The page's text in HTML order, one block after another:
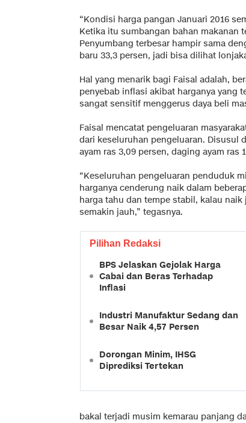
“Kondisi harga pangan Januari 2016
Ketika itu sumbangan bahan makanan
Penyumbang terbesar hampir sama
baru 33,3 persen, jadi bisa dilihat
Hal yang menarik bagi Faisal adalah,
penyebab inflasi akibat harganya yang
sangat sensitif menggerus daya beli
Faisal mencatat pengeluaran
dari keseluruhan pengeluaran. Disusul
ayam ras 3,09 persen, daging ayam ras
“Keseluruhan pengeluaran penduduk
harganya cenderung naik dalam
harga tahu dan tempe stabil, kalau
semakin jauh,” tegasnya.
Pilihan Redaksi
BPS Jelaskan Gejolak Harga
Cabai dan Beras Terhadap
Inflasi
Industri Manufaktur Sedang dan
Besar Naik 4,57 Persen
Dorongan Minim, IHSG
Diprediksi Tertekan
bakal terjadi musim kemarau panjang